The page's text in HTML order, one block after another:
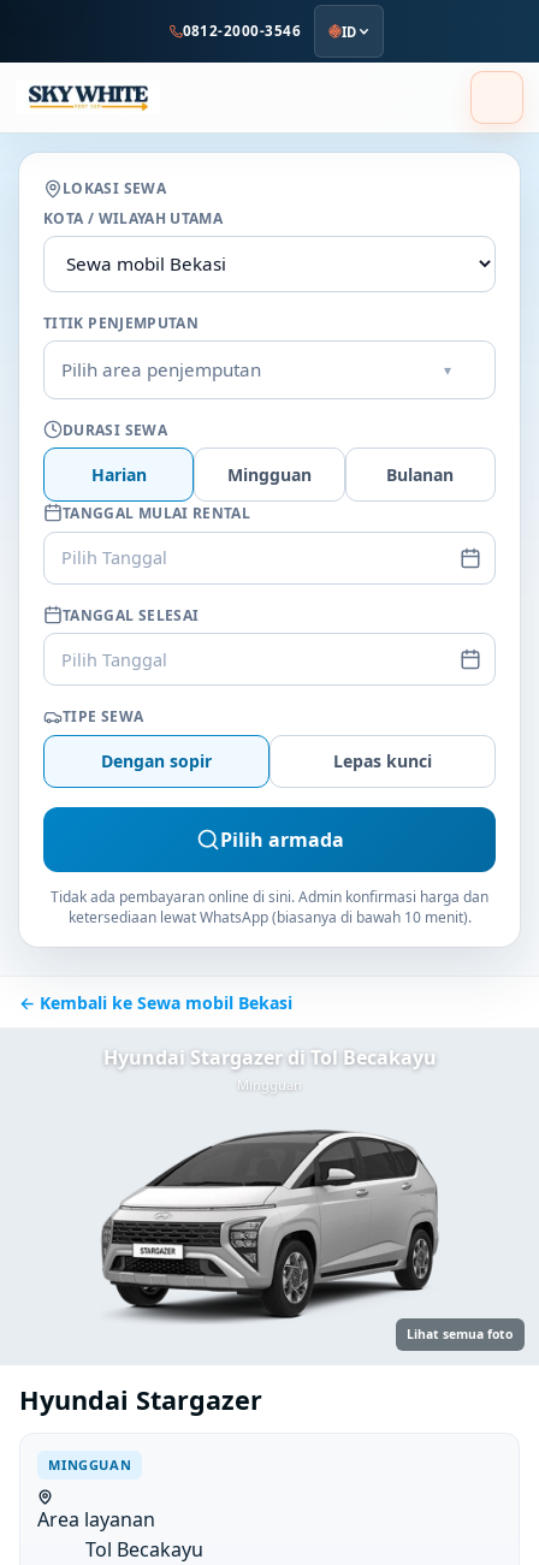
utama
0812-2000-3546 ID
LOKASI SEWA
KOTA / WILAYAH UTAMA
TITIK PENJEMPUTAN
Pilih area penjemputan ▾
DURASI SEWA
Harian Mingguan Bulanan
TANGGAL MULAI RENTAL
Pilih Tanggal
TANGGAL SELESAI
Pilih Tanggal
TIPE SEWA
Dengan sopir Lepas kunci
Pilih armada
Tidak ada pembayaran online di sini. Admin konfirmasi harga dan
ketersediaan lewat WhatsApp (biasanya di bawah 10 menit).
← Kembali ke Sewa mobil Bekasi
Hyundai Stargazer di Tol Becakayu
Mingguan
Lihat semua foto
Hyundai Stargazer
MINGGUAN
Area layanan
Tol Becakayu